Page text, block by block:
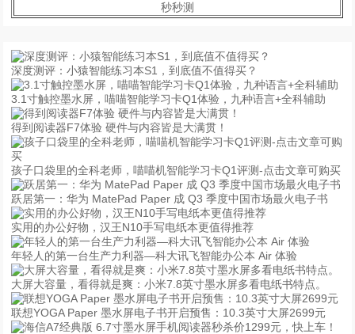
秒秒测
深度测评：小猿智能练习本S1，到底值不值得买？
3.1寸触控墨水屏，喵喵智能学习卡Q1体验，九种语言+全科辅助
得到阅读器F7体验 硬件与内容皆是大满贯！
孩子口袋里的全科老师，喵喵机智能学习卡Q1评测-点击文章可购买
跃居第一：华为 MatePad Paper 成 Q3 季度中国市场最火电子书
实用的办公好物，汉王N10手写电纸本更值得推荐
年轻人的第一台生产力利器—科大讯飞智能办公本 Air 体验
大屏大容量，看得就是爽：小米7.8英寸墨水屏多看电纸书特点。
联想YOGA Paper 墨水屏电子书开启预售：10.3英寸大屏2699元